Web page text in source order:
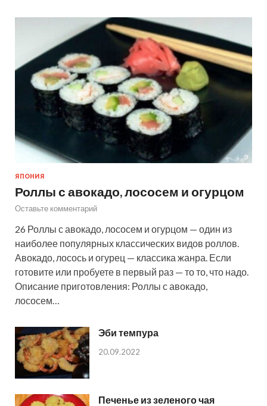
ЯПОНИЯ
Роллы с авокадо, лососем и огурцом
Оставьте комментарий
26 Роллы с авокадо, лососем и огурцом — один из
наиболее популярных классических видов роллов.
Авокадо, лосось и огурец — классика жанра. Если
готовите или пробуете в первый раз — то то, что надо.
Описание приготовления: Роллы с авокадо,
лососем…
Эби темпура
20.09.2022
Печенье из зеленого чая